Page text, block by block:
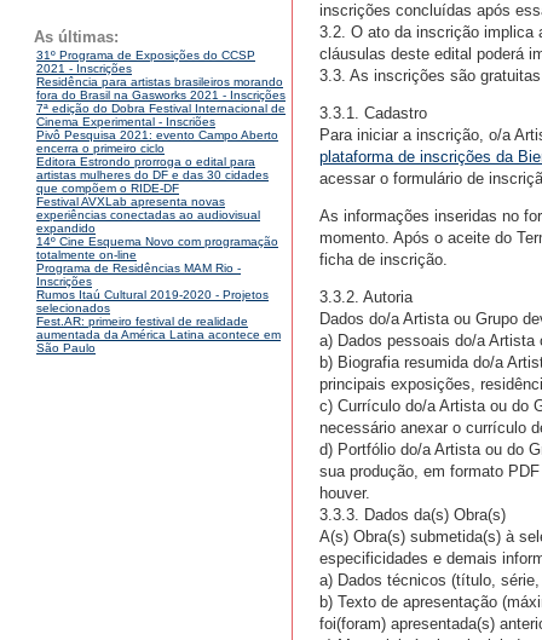
As últimas:
31º Programa de Exposições do CCSP
2021 - Inscrições
Residência para artistas brasileiros morando
fora do Brasil na Gasworks 2021 - Inscrições
7ª edição do Dobra Festival Internacional de
Cinema Experimental - Inscriões
Pivô Pesquisa 2021: evento Campo Aberto
encerra o primeiro ciclo
Editora Estrondo prorroga o edital para
artistas mulheres do DF e das 30 cidades
que compõem o RIDE-DF
Festival AVXLab apresenta novas
experiências conectadas ao audiovisual
expandido
14º Cine Esquema Novo com programação
totalmente on-line
Programa de Residências MAM Rio -
Inscrições
Rumos Itaú Cultural 2019-2020 - Projetos
selecionados
Fest.AR: primeiro festival de realidade
aumentada da América Latina acontece em
São Paulo
inscrições concluídas após
3.2. O ato da inscrição implica
cláusulas deste edital poderá
3.3. As inscrições são
3.3.1. Cadastro
Para iniciar a inscrição, o/a
plataforma de inscrições da
acessar o formulário de
As informações inseridas no
momento. Após o aceite do
ficha de inscrição.
3.3.2. Autoria
Dados do/a Artista ou Grupo
a) Dados pessoais do/a Artista
b) Biografia resumida do/a
principais exposições,
c) Currículo do/a Artista ou do
necessário anexar o currículo
d) Portfólio do/a Artista ou do
sua produção, em formato
houver.
3.3.3. Dados da(s) Obra(s)
A(s) Obra(s) submetida(s) à
especificidades e demais
a) Dados técnicos (título,
b) Texto de apresentação
foi(foram) apresentada(s)